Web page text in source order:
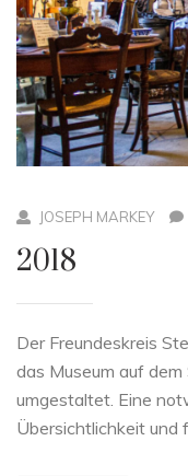
JOSEPH MARKEY
2018
Der Freundeskreis
das Museum auf
umgestaltet. Eine
Übersichtlichkeit und